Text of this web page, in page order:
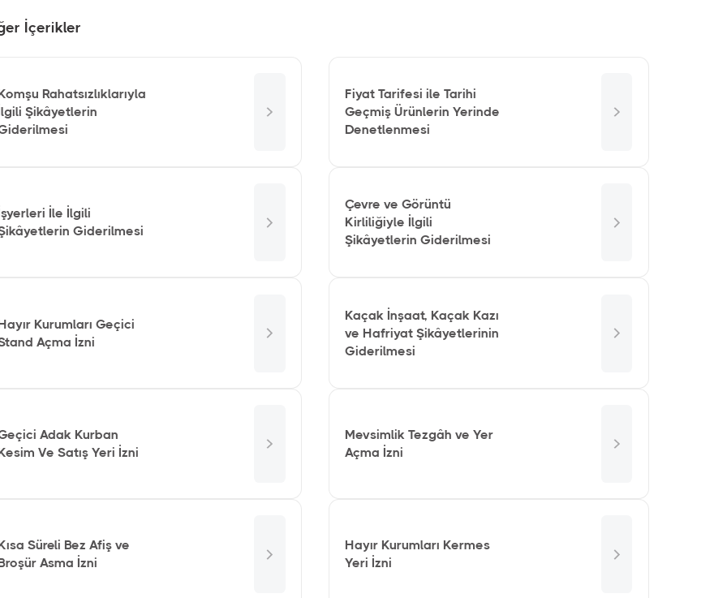
İçerikler
Komşu Rahatsızlıklarıyla
İlgili Şikâyetlerin
Fiyat Tarifesi ile Tarihi
Geçmiş Ürünlerin Yerinde
Denetlenmesi
İşyerleri İle İlgili
Giderilmesi
Çevre ve Görüntü
Kirliliğiyle İlgili
Şikâyetlerin Giderilmesi
Hayır Kurumları Geçici
Açma İzni
Kaçak İnşaat, Kaçak Kazı
ve Hafriyat Şikâyetlerinin
Giderilmesi
Adak Kurban
Kesim Ve Satış Yeri İzni
Mevsimlik Tezgâh ve Yer
Açma İzni
Kısa Süreli Bez Afiş ve
Broşür Asma İzni
Hayır Kurumları Kermes
Yeri İzni